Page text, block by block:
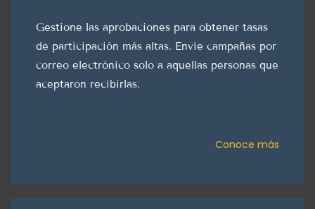
Gestione las aprobaciones para obtener tasas
de participación más altas. Envíe campañas por
correo electrónico solo a aquellas personas que
aceptaron recibirlas.
Conoce más